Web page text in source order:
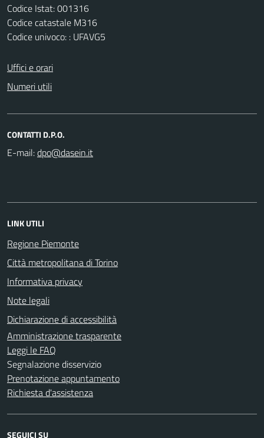
Codice Istat: 001316
Codice catastale M316
Codice univoco: : UFAVG5
Uffici e orari
Numeri utili
CONTATTI D.P.O.
E-mail:
LINK UTILI
Regione Piemonte
Città metropolitana di Torino
Informativa privacy
Note legali
Dichiarazione di accessibilità
Amministrazione trasparente
Leggi le FAQ
Segnalazione disservizio
Prenotazione appuntamento
Richiesta d'assistenza
SEGUICI SU